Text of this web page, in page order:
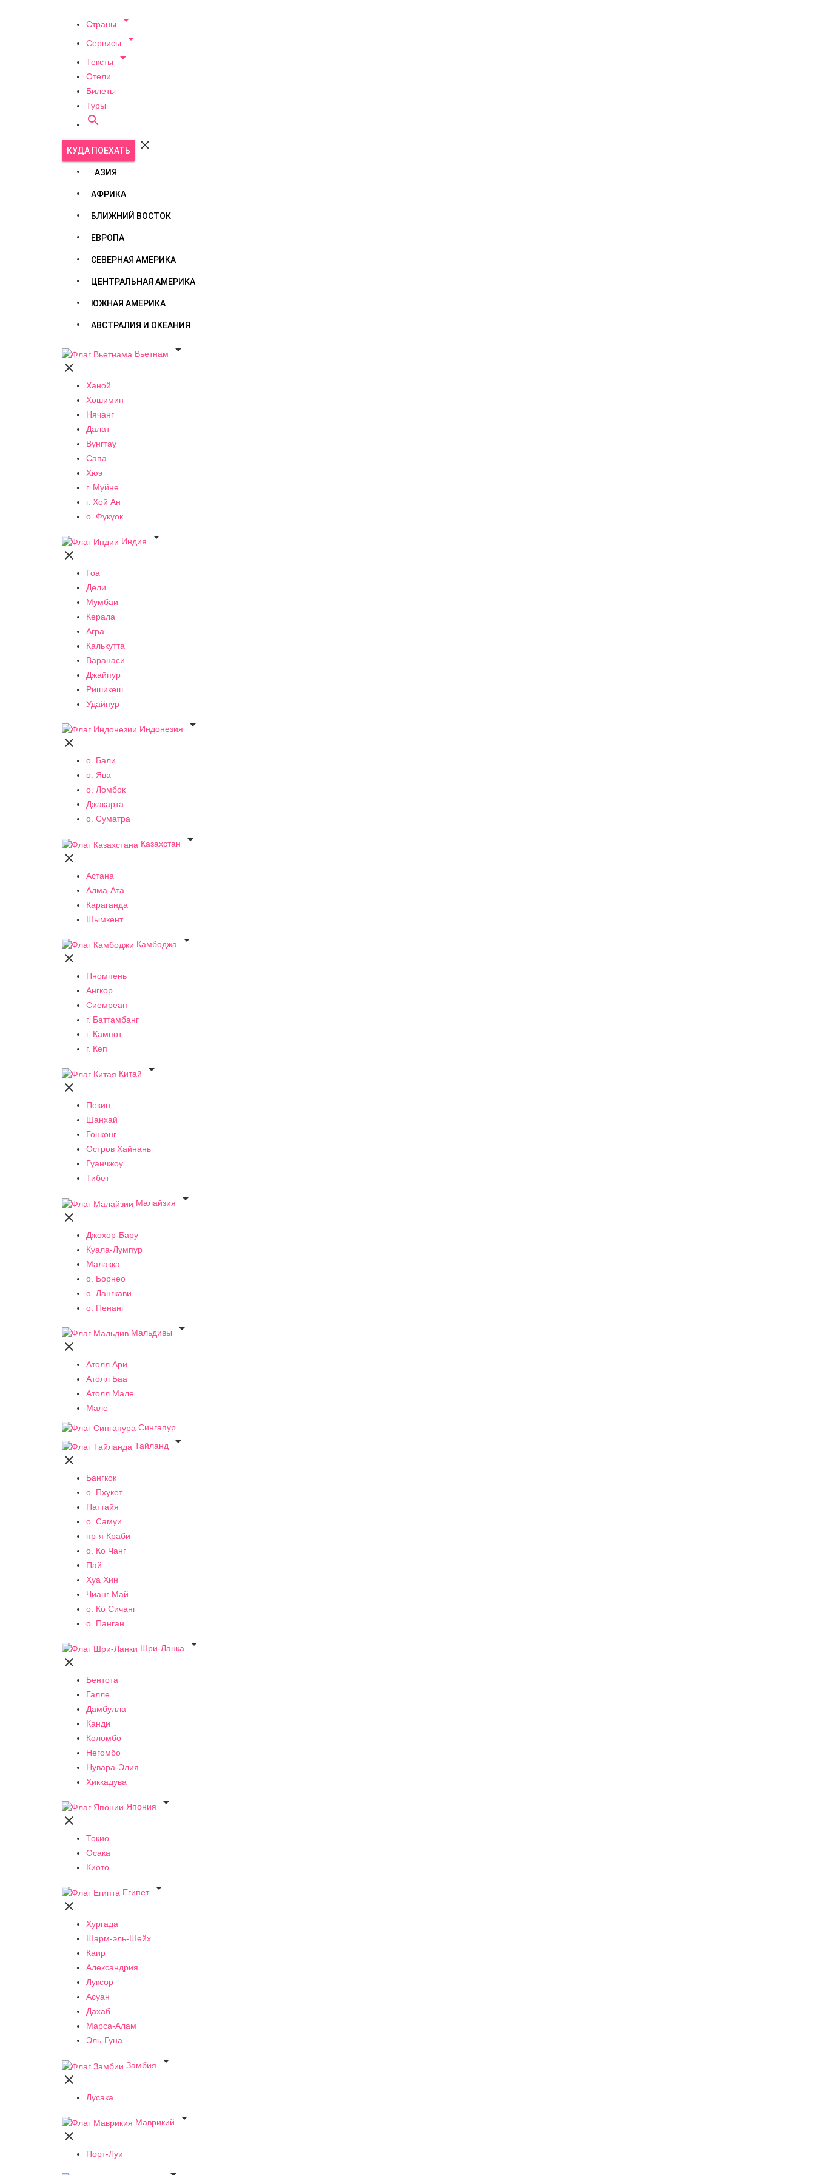
Страны 
Сервисы 
Тексты 
Отели
Билеты
Туры

КУДА ПОЕХАТЬ 
АЗИЯ
АФРИКА
БЛИЖНИЙ ВОСТОК
ЕВРОПА
СЕВЕРНАЯ АМЕРИКА
ЦЕНТРАЛЬНАЯ АМЕРИКА
ЮЖНАЯ АМЕРИКА
АВСТРАЛИЯ И ОКЕАНИЯ
Вьетнам


Ханой
Хошимин
Нячанг
Далат
Вунгтау
Сапа
Хюэ
г. Муйне
г. Хой Ан
о. Фукуок
Индия


Гоа
Дели
Мумбаи
Керала
Агра
Калькутта
Варанаси
Джайпур
Ришикеш
Удайпур
Индонезия


о. Бали
о. Ява
о. Ломбок
Джакарта
о. Суматра
Казахстан


Астана
Алма-Ата
Караганда
Шымкент
Камбоджа


Пномпень
Ангкор
Сиемреап
г. Баттамбанг
г. Кампот
г. Кеп
Китай


Пекин
Шанхай
Гонконг
Остров Хайнань
Гуанчжоу
Тибет
Малайзия


Джохор-Бару
Куала-Лумпур
Малакка
о. Борнео
о. Лангкави
о. Пенанг
Мальдивы


Атолл Ари
Атолл Баа
Атолл Мале
Мале
Сингапур
Тайланд


Бангкок
о. Пхукет
Паттайя
о. Самуи
пр-я Краби
о. Ко Чанг
Пай
Хуа Хин
Чианг Май
о. Ко Сичанг
о. Панган
Шри-Ланка


Бентота
Галле
Дамбулла
Канди
Коломбо
Негомбо
Нувара-Элия
Хиккадува
Япония


Токио
Осака
Киото
Египет


Хургада
Шарм-эль-Шейх
Каир
Александрия
Луксор
Асуан
Дахаб
Марса-Алам
Эль-Гуна
Замбия


Лусака
Маврикий


Порт-Луи